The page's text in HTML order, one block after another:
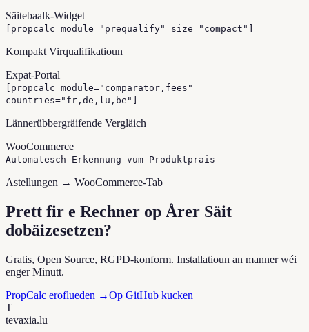
Säitebaalk-Widget
[propcalc module="prequalify" size="compact"]
Kompakt Virqualifikatioun
Expat-Portal
[propcalc module="comparator,fees"
countries="fr,de,lu,be"]
Lännerübbergräifende Vergläich
WooCommerce
Automatesch Erkennung vum Produktpräis
Astellungen → WooCommerce-Tab
Prett fir e Rechner op Årer Säit
dobäizesetzen?
Gratis, Open Source, RGPD-konform. Installatioun an manner wéi
enger Minutt.
PropCalc eroflueden →Op GitHub kucken
T
tevaxia.lu